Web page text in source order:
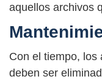
aquellos archivos
Con el tiempo, los
deben ser